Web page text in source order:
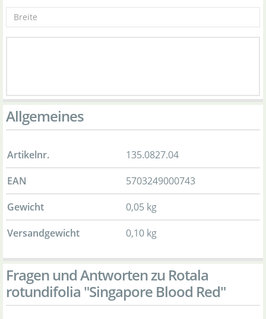
Allgemeines
Artikelnr.
135.0827.04
EAN
5703249000743
Gewicht
0,05 kg
Versandgewicht
0,10 kg
Fragen und Antworten zu Rotala
rotundifolia "Singapore Blood Red"